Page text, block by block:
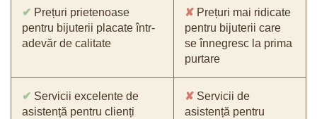
✔ Prețuri prietenoase
pentru bijuterii placate într-
adevăr de calitate
✘ Prețuri mai ridicate
pentru bijuterii care
se înnegresc la prima
purtare
✔ Servicii excelente de
asistență pentru clienți
✘ Servicii de
asistență pentru